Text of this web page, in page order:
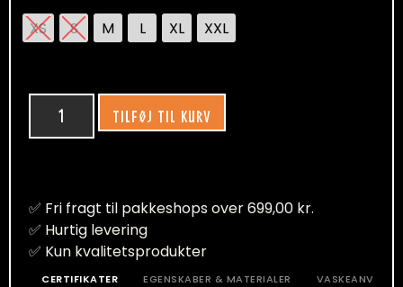
XS S M L XL XXL
TILFØJ TIL KURV
✅ Fri fragt til pakkeshops over 699,00 kr.
✅ Hurtig levering
✅ Kun kvalitetsprodukter
CERTIFIKATER EGENSKABER & MATERIALER